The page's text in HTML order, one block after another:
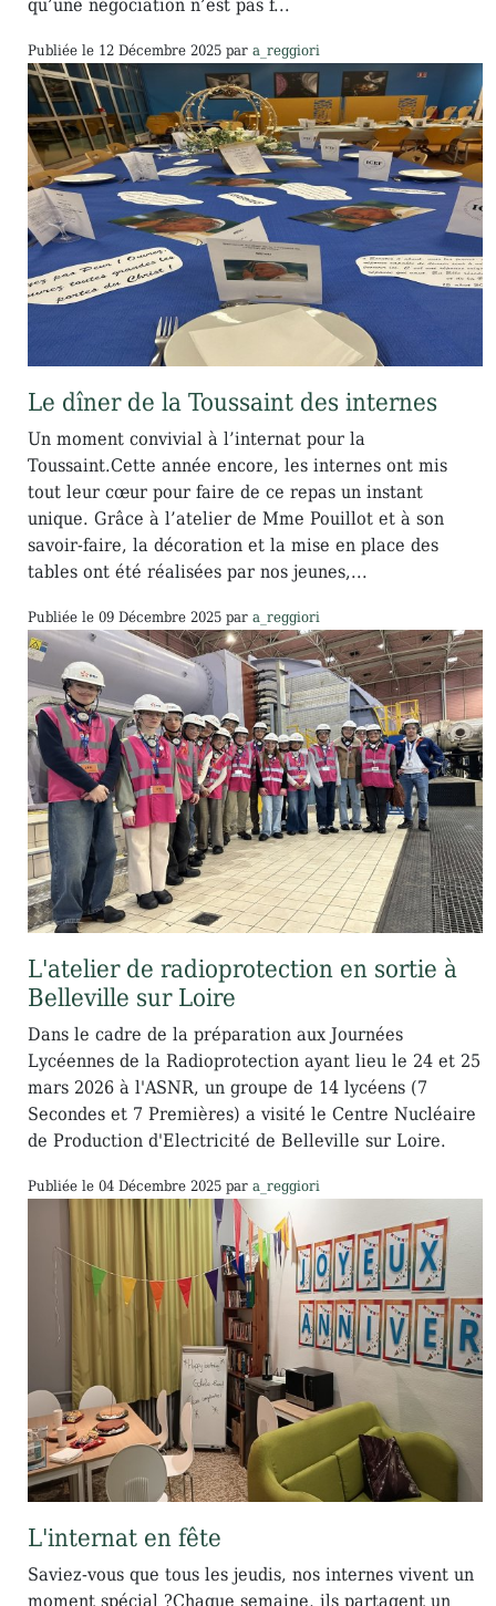
qu’une négociation n’est pas f...
Publiée le 12 Décembre 2025 par a_reggiori
Le dîner de la Toussaint des internes
Un moment convivial à l’internat pour la
Toussaint.Cette année encore, les internes ont mis
tout leur cœur pour faire de ce repas un instant
unique. Grâce à l’atelier de Mme Pouillot et à son
savoir-faire, la décoration et la mise en place des
tables ont été réalisées par nos jeunes,...
Publiée le 09 Décembre 2025 par a_reggiori
L'atelier de radioprotection en sortie à
Belleville sur Loire
Dans le cadre de la préparation aux Journées
Lycéennes de la Radioprotection ayant lieu le 24 et 25
mars 2026 à l'ASNR, un groupe de 14 lycéens (7
Secondes et 7 Premières) a visité le Centre Nucléaire
de Production d'Electricité de Belleville sur Loire.
Publiée le 04 Décembre 2025 par a_reggiori
L'internat en fête
Saviez-vous que tous les jeudis, nos internes vivent un
moment spécial ?Chaque semaine, ils partagent un